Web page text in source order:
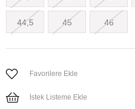
44,5 45 46
Favorilere Ekle
İstek Listeme Ekle